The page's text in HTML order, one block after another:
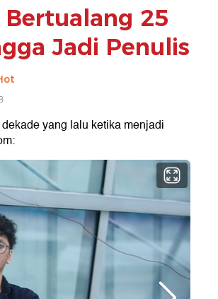
Bertualang 25
Jadi Penulis
yang lalu ketika menjadi